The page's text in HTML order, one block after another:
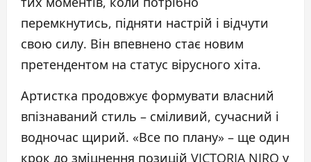
перемкнутись, підняти настрій і відчути
свою силу. Він впевнено стає новим
претендентом на статус вірусного хіта.
Артистка продовжує формувати власний
впізнаваний стиль – сміливий, сучасний і
водночас щирий. «Все по плану» – ще один
крок до зміцнення позицій VICTORIA NIRO у